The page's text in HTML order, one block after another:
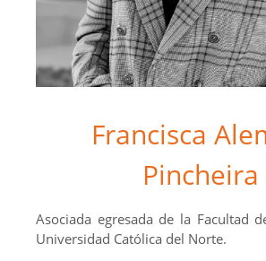
Francisca
Pincheira
Asociada egresada de la Facultad
Universidad Católica del Norte.